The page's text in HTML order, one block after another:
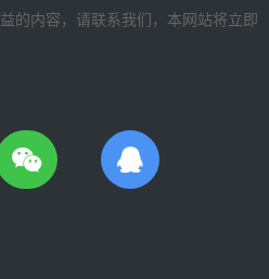
的内容，请联系我们，本网站将立即